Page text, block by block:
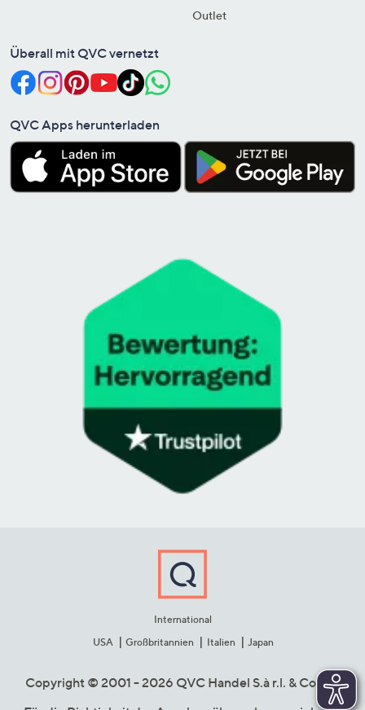
Outlet
Überall mit QVC vernetzt
QVC Apps herunterladen
International
USA
Großbritannien Italien Japan
Copyright © 2001 - 2026 QVC Handel S.à r.l. & Co. KG